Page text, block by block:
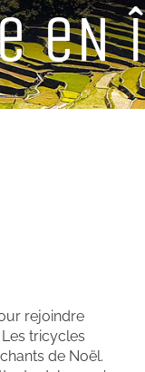
eN
rejoindre
Les tricycles
de Noël.